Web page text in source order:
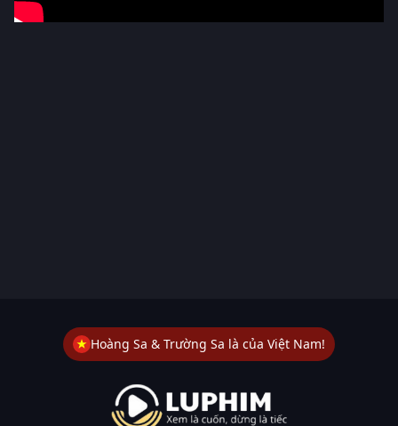
Hoàng Sa & Trường Sa là của Việt Nam!